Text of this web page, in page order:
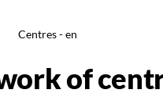
Centres - en
of